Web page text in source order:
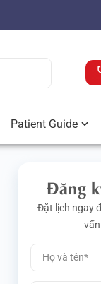
Patient Guide
Đăng
Đặt lịch ngay